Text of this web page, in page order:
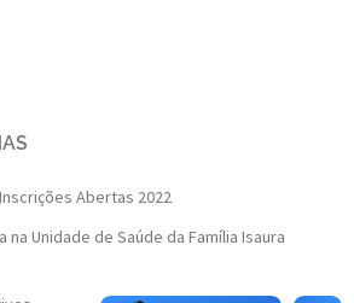
Abertas 2022
Unidade de Saúde da Família Isaura